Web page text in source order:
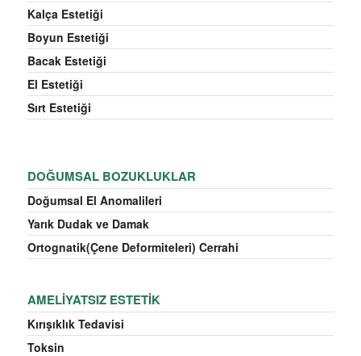
Kalça Estetiği
Boyun Estetiği
Bacak Estetiği
El Estetiği
Sırt Estetiği
DOĞUMSAL BOZUKLUKLAR
Doğumsal El Anomalileri
Yarık Dudak ve Damak
Ortognatik(Çene Deformiteleri) Cerrahi
AMELIYATSIZ ESTETIK
Kırışıklık Tedavisi
Toksin